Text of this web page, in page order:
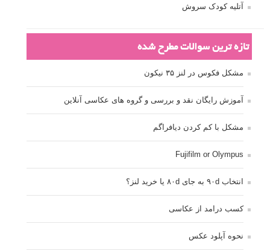
آتلیه کودک سروش
تازه ترین سوالات مطرح شده
مشکل فکوس در لنز ۳۵ نیکون
آموزش رایگان نقد و بررسی و گروه های عکاسی آنلاین
مشکل با کم کردن دیافراگم
Fujifilm or Olympus
انتخاب ۹۰d به جای ۸۰d یا خرید لنز؟
کسب درامد از عکاسی
نحوه آپلود عکس